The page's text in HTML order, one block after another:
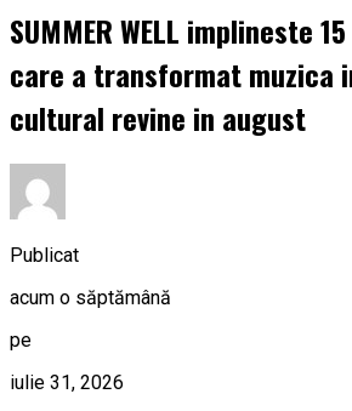
SUMMER WELL implineste
care a transformat muzica
cultural revine in august
Publicat
acum o săptămână
pe
iulie 31, 2026